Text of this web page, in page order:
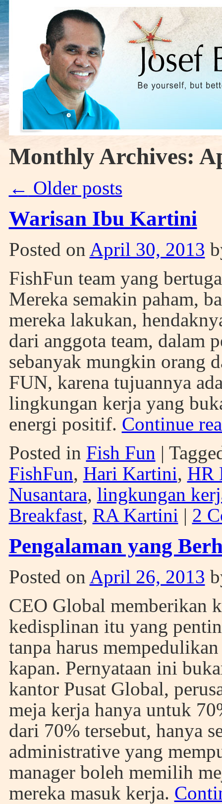
Monthly Archives:
← Older posts
Warisan Ibu Kartini
Posted on April 30, 2013
FishFun team yang
Mereka semakin paham,
mereka lakukan,
dari anggota team, dalam
sebanyak mungkin orang
FUN, karena tujuannya
lingkungan kerja yang
energi positif. Continue
Posted in Fish Fun |
FishFun, Hari Kartini, HR
Nusantara, lingkungan
Breakfast, RA Kartini | 2
Pengalaman yang
Posted on April 26, 2013
CEO Global memberikan
kedisplinan itu yang
tanpa harus
kapan. Pernyataan ini
kantor Pusat Global,
meja kerja hanya untuk
dari 70% tersebut, hanya
administrative yang
manager boleh memilih
mereka masuk kerja.